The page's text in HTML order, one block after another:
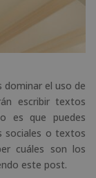
el uso de
escribir textos
es que puedes
sociales o textos
cuáles son los
este post.